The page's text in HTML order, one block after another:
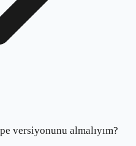
versiyonunu almalıyım?